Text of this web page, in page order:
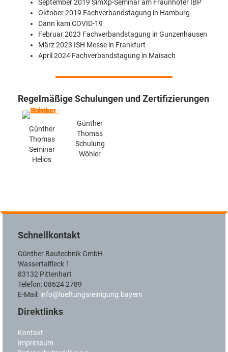
September 2019 SimXp-Seminar am Fraunhofer IBP
Oktober 2019 Fachverbandstagung in Hamburg
Dann kam COVID-19
Februar 2023 Fachverbandstagung in Gunzenhausen
März 2023 ISH Messe in Frankfurt
April 2024 Fachverbandstagung in Maisach
Regelmäßige Schulungen und Zertifizierungen
Günther
Thomas
Seminar
Helios
Günther
Thomas
Schulung
Wöhler
Schnellkontakt
Günther Bautechnik GmbH
Wassertalfleck 1
83132 Pittenhart
Telefon: 08624 2789
E-Mail: info@lueftungsreinigung.bayern
Direktlinks
Kontakt
Impressum